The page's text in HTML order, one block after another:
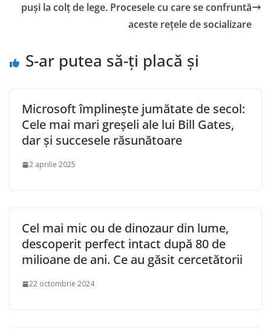
puși la colț de lege. Procesele cu care se confruntă
aceste rețele de socializare
S-ar putea să-ți placă și
Microsoft împlinește jumătate de secol:
Cele mai mari greșeli ale lui Bill Gates,
dar și succesele răsunătoare
2 aprilie 2025
Cel mai mic ou de dinozaur din lume,
descoperit perfect intact după 80 de
milioane de ani. Ce au găsit cercetătorii
22 octombrie 2024